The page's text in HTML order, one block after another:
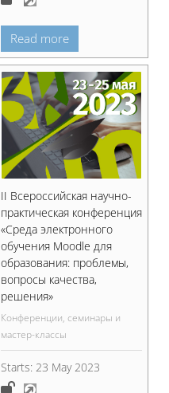
Read more
II Всероссийская научно-
практическая конференция
«Среда электронного
обучения Moodle для
образования: проблемы,
вопросы качества,
решения»
Конференции, семинары и
мастер-классы
Starts: 23 May 2023